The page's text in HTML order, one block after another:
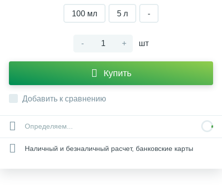
100 мл 5 л -
- + шт
Купить
Добавить к сравнению
Определяем...
Наличный и безналичный расчет, банковские карты